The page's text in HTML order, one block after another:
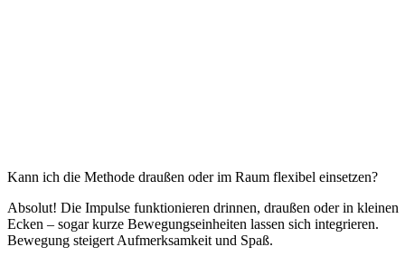
Kann ich die Methode draußen oder im Raum flexibel einsetzen?
Absolut! Die Impulse funktionieren drinnen, draußen oder in kleinen
Ecken – sogar kurze Bewegungseinheiten lassen sich integrieren.
Bewegung steigert Aufmerksamkeit und Spaß.